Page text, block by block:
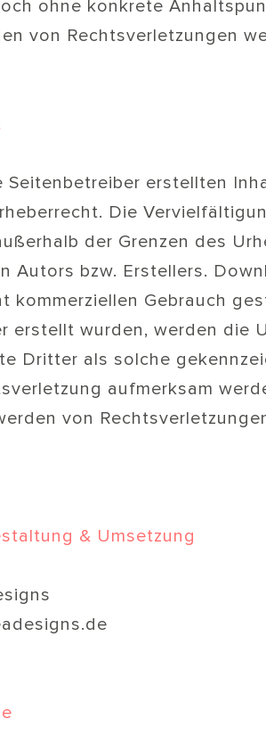
ohne konkrete
von Rechtsverletzungen
Seitenbetreiber erstellten
Die
der Grenzen des
Autors bzw. Erstellers.
kommerziellen Gebrauch
erstellt wurden, werden die
Dritter als solche
aufmerksam
von
& Umsetzung